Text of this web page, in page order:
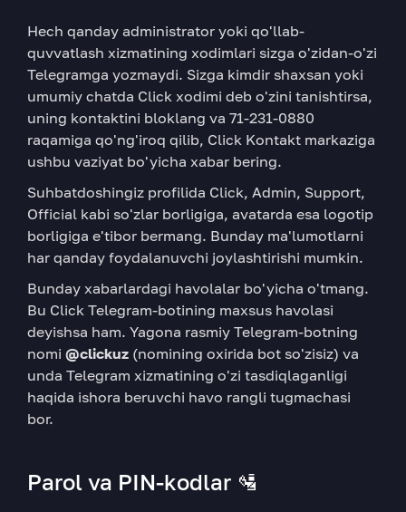
Hech qanday administrator yoki qo'llab-
quvvatlash xizmatining xodimlari sizga o'zidan-o'zi
Telegramga yozmaydi. Sizga kimdir shaxsan yoki
umumiy chatda Click xodimi deb o'zini tanishtirsa,
uning kontaktini bloklang va 71-231-0880
raqamiga qo'ng'iroq qilib, Click Kontakt markaziga
ushbu vaziyat bo'yicha xabar bering.
Suhbatdoshingiz profilida Click, Admin, Support,
Official kabi so'zlar borligiga, avatarda esa logotip
borligiga e'tibor bermang. Bunday ma'lumotlarni
har qanday foydalanuvchi joylashtirishi mumkin.
Bunday xabarlardagi havolalar bo'yicha o'tmang.
Bu Click Telegram-botining maxsus havolasi
deyishsa ham. Yagona rasmiy Telegram-botning
nomi @clickuz (nomining oxirida bot so'zisiz) va
unda Telegram xizmatining o'zi tasdiqlaganligi
haqida ishora beruvchi havo rangli tugmachasi
bor.
Parol va PIN-kodlar 🛂